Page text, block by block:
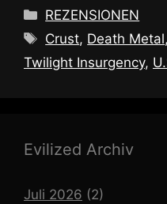
Kategorien
REZENSIONEN
Schlagwörter
Crust, Death Metal,
Twilight Insurgency,
Evilized Archiv
Juli 2026 (2)